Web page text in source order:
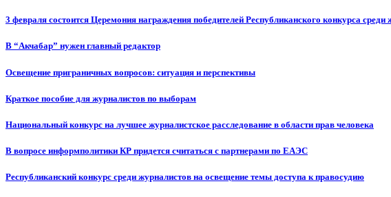
3 февраля состоится Церемония награждения победителей Республиканского конкурса
В “Акчабар” нужен главный редактор
Освещение приграничных вопросов: ситуация и перспективы
Краткое пособие для журналистов по выборам
Национальный конкурс на лучшее журналистское расследование в области прав человека
В вопросе информполитики КР придется считаться с партнерами по ЕАЭС
Республиканский конкурс среди журналистов на освещение темы доступа к правосудию